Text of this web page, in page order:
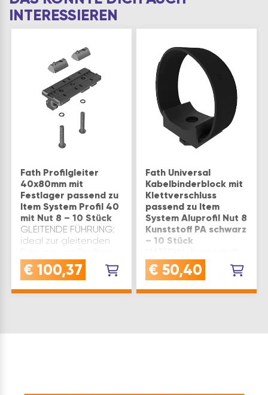
INTERESSIEREN
Fath Profilgleiter
40x80mm mit
Festlager passend zu
Item System Profil 40
mit Nut 8 – 10 Stück
GLEITENDE FÜHRUNG:
ideal zur gleitenden
mit Nut 8, ermöglicht
eine reibungslose
präzise Positionierung
€ 100,37
Fath Universal
Kabelbinderblock mit
Klettverschluss
passend zu Item
System Aluprofil Nut 8
Kunststoff PA schwarz
– 10 Stück
aus
glasfaserverstärktem
der Klettband
€ 50,40